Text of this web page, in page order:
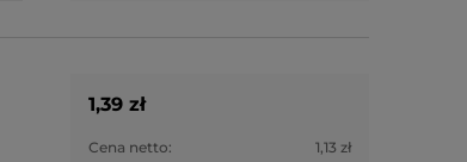
1,39 zł
Cena netto: 1,13 zł